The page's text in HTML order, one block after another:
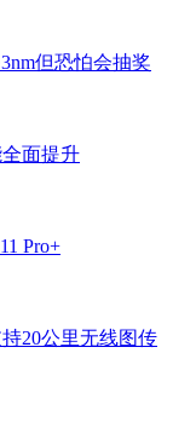
但恐怕会抽奖
全面提升
Pro+
20公里无线图传